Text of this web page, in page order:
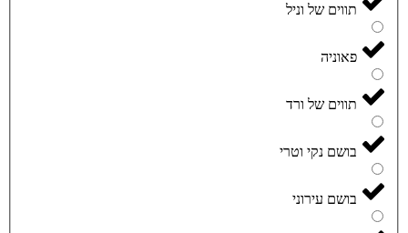
תווים של וניל
פאוניה
תווים של ורד
בושם נקי וטרי
בושם עירוני